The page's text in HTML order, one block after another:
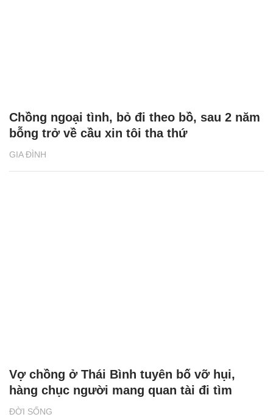
GIA ĐÌNH
Chồng ngoại tình, bỏ đi theo bồ, sau 2 năm
bỗng trở về cầu xin tôi tha thứ
ĐỜI SỐNG
Vợ chồng ở Thái Bình tuyên bố vỡ hụi,
hàng chục người mang quan tài đi tìm